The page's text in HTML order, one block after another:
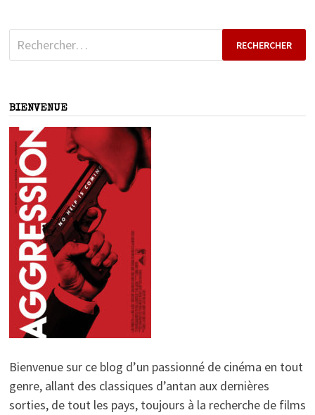
Rechercher :
BIENVENUE
Bienvenue sur ce blog d’un passionné de cinéma en tout
genre, allant des classiques d’antan aux dernières
sorties, de tout les pays, toujours à la recherche de films